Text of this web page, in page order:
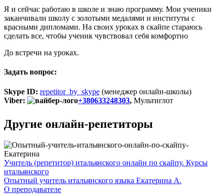
Я и сейчас работаю в школе и знаю программу. Мои ученики
заканчивали школу с золотыми медалями и институты с
красными дипломами. На своих уроках в скайпе стараюсь
сделать все, чтобы ученик чувствовал себя комфортно
До встречи на уроках.
Задать вопрос:
Skype ID: repetitor_by_skype (менеджер онлайн-школы)
Viber:
+380633248303, Мультиглот
Другие онлайн-репетиторы
Учитель (репетитор) итальянского онлайн по скайпу. Курсы
итальянского
Опытный учитель итальянского языка Екатерина А.
О преподавателе